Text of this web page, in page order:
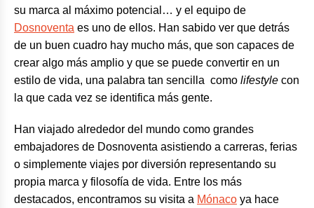
su marca al máximo potencial… y el equipo de
Dosnoventa es uno de ellos. Han sabido ver que detrás
de un buen cuadro hay mucho más, que son capaces de
crear algo más amplio y que se puede convertir en un
estilo de vida, una palabra tan sencilla como lifestyle con
la que cada vez se identifica más gente.
Han viajado alrededor del mundo como grandes
embajadores de Dosnoventa asistiendo a carreras, ferias
o simplemente viajes por diversión representando su
propia marca y filosofía de vida. Entre los más
destacados, encontramos su visita a Mónaco ya hace